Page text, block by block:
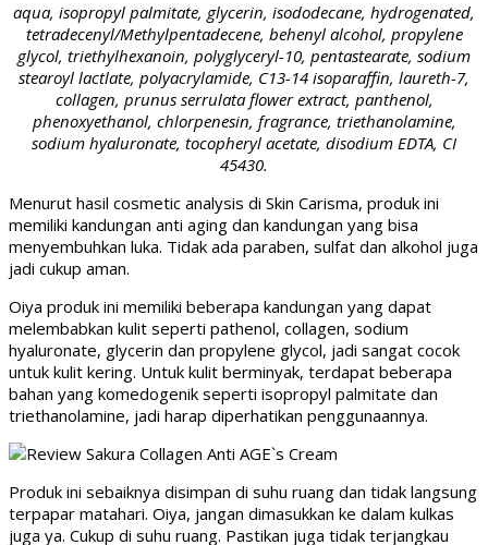
aqua, isopropyl palmitate, glycerin, isododecane, hydrogenated,
tetradecenyl/Methylpentadecene, behenyl alcohol, propylene
glycol, triethylhexanoin, polyglyceryl-10, pentastearate, sodium
stearoyl lactlate, polyacrylamide, C13-14 isoparaffin, laureth-7,
collagen, prunus serrulata flower extract, panthenol,
phenoxyethanol, chlorpenesin, fragrance, triethanolamine,
sodium hyaluronate, tocopheryl acetate, disodium EDTA, CI
45430.
Menurut hasil cosmetic analysis di Skin Carisma, produk ini
memiliki kandungan anti aging dan kandungan yang bisa
menyembuhkan luka. Tidak ada paraben, sulfat dan alkohol juga
jadi cukup aman.
Oiya produk ini memiliki beberapa kandungan yang dapat
melembabkan kulit seperti pathenol, collagen, sodium
hyaluronate, glycerin dan propylene glycol, jadi sangat cocok
untuk kulit kering. Untuk kulit berminyak, terdapat beberapa
bahan yang komedogenik seperti isopropyl palmitate dan
triethanolamine, jadi harap diperhatikan penggunaannya.
Produk ini sebaiknya disimpan di suhu ruang dan tidak langsung
terpapar matahari. Oiya, jangan dimasukkan ke dalam kulkas
juga ya. Cukup di suhu ruang. Pastikan juga tidak terjangkau